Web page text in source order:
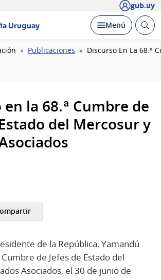
gub.uy
Uruguay Desplegar
Menú Abrir
Publicaciones Discurso En La 68.ª
la 68.ª Cumbre de
del Mercosur y
de la República, Yamandú
de Jefes de Estado del
Asociados, el 30 de junio de